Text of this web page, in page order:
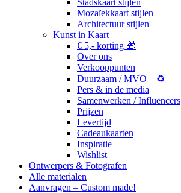
Stadskaart stijlen
Mozaïekkaart stijlen
Architectuur stijlen
Kunst in Kaart
€ 5,- korting 🎁
Over ons
Verkooppunten
Duurzaam / MVO – ♻️
Pers & in de media
Samenwerken / Influencers
Prijzen
Levertijd
Cadeaukaarten
Inspiratie
Wishlist
Ontwerpers & Fotografen
Alle materialen
Aanvragen – Custom made!